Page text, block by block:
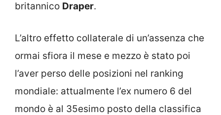
britannico Draper.
L’altro effetto collaterale di un’assenza che
ormai sfiora il mese e mezzo è stato poi
l’aver perso delle posizioni nel ranking
mondiale: attualmente l’ex numero 6 del
mondo è al 35esimo posto della classifica